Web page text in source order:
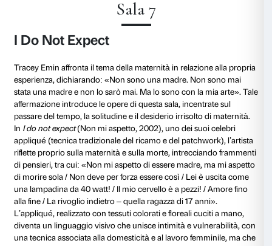
Sala 4
Hurt Heart
L’amore è tema centrale nell’opera di Tracey Emin,
tutte le sue sfaccettature, tra desiderio,
Alcuni lavori raffigurano esplicitamente atti di amore
catturando l’energia viscerale del sesso, come nei
don’t need to see you I can feel you!(Non ho
posso sentirti!, 2016) eNo Distance (Nessuna
Un’analoga intensità permea le piccole sculture al